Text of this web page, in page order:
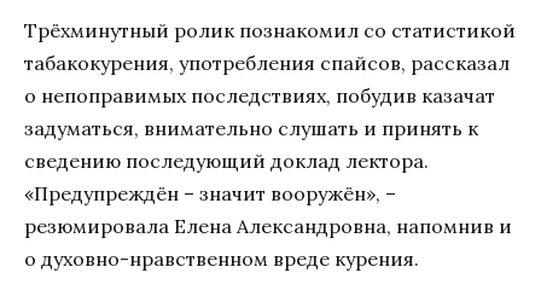
Трёхминутный ролик познакомил со статистикой
табакокурения, употребления спайсов, рассказал
о непоправимых последствиях, побудив казачат
задуматься, внимательно слушать и принять к
сведению последующий доклад лектора.
«Предупреждён – значит вооружён», –
резюмировала Елена Александровна, напомнив и
о духовно-нравственном вреде курения.